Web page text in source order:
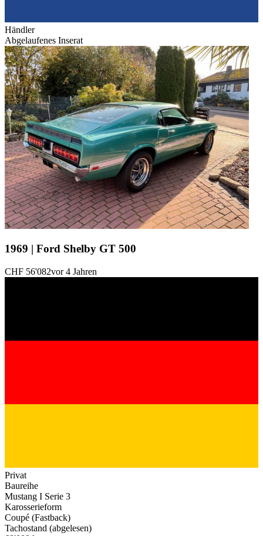
Händler
Abgelaufenes Inserat
1969 | Ford Shelby GT 500
CHF 56'082vor 4 Jahren
Privat
Baureihe
Mustang I Serie 3
Karosserieform
Coupé (Fastback)
Tachostand (abgelesen)